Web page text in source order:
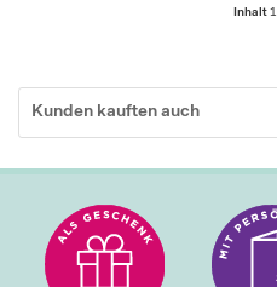
Inhalt
Kunden kauften auch